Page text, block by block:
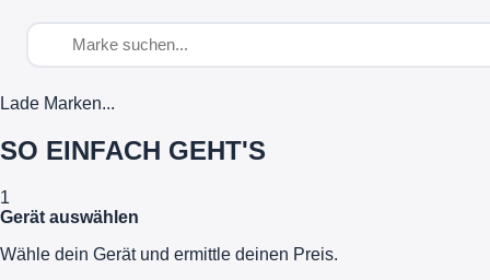
Lade Marken...
SO EINFACH GEHT'S
1
Gerät auswählen
Wähle dein Gerät und ermittle deinen Preis.